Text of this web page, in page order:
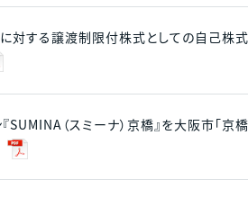
対する譲渡制限付株式としての自己株
（スミーナ）京橋』を大阪市「京橋